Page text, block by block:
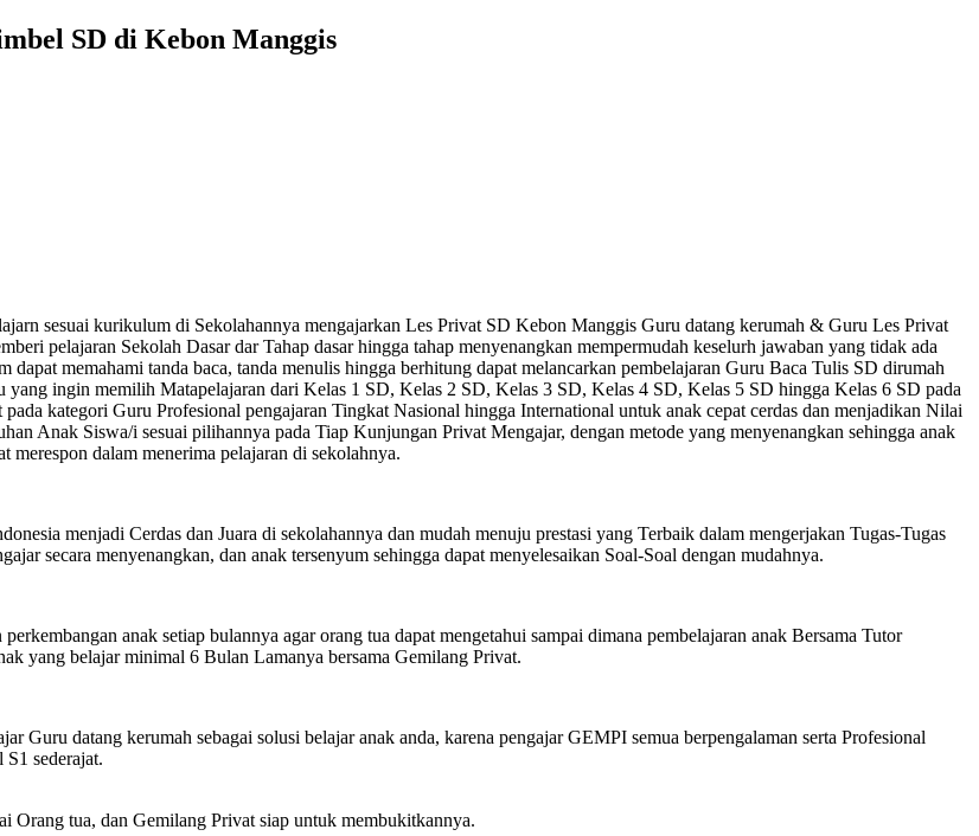
SD di Kebon Manggis
sesuai kurikulum di Sekolahannya mengajarkan Les Privat SD Kebon Manggis Guru datang kerumah & Guru Les Privat
pelajaran Sekolah Dasar dar Tahap dasar hingga tahap menyenangkan mempermudah keselurh jawaban yang tidak ada
memahami tanda baca, tanda menulis hingga berhitung dapat melancarkan pembelajaran Guru Baca Tulis SD dirumah
yang ingin memilih Matapelajaran dari Kelas 1 SD, Kelas 2 SD, Kelas 3 SD, Kelas 4 SD, Kelas 5 SD hingga Kelas 6 SD pada
kategori Guru Profesional pengajaran Tingkat Nasional hingga International untuk anak cepat cerdas dan menjadikan Nilai
Anak Siswa/i sesuai pilihannya pada Tiap Kunjungan Privat Mengajar, dengan metode yang menyenangkan sehingga anak
merespon dalam menerima pelajaran di sekolahnya.
menjadi Cerdas dan Juara di sekolahannya dan mudah menuju prestasi yang Terbaik dalam mengerjakan Tugas-Tugas
secara menyenangkan, dan anak tersenyum sehingga dapat menyelesaikan Soal-Soal dengan mudahnya.
anak setiap bulannya agar orang tua dapat mengetahui sampai dimana pembelajaran anak Bersama Tutor
yang belajar minimal 6 Bulan Lamanya bersama Gemilang Privat.
datang kerumah sebagai solusi belajar anak anda, karena pengajar GEMPI semua berpengalaman serta Profesional
sederajat.
tua, dan Gemilang Privat siap untuk membukitkannya.